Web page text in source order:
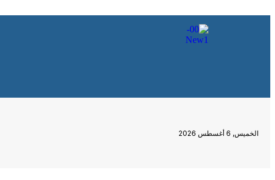
الخميس, 6 أغسطس 2026